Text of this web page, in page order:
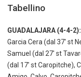
Tabellino
GUADALAJARA (4-4-2):
Garcia Cera (dal 37′ st
Samuel (dal 27′ st
(dal 17′ st Caropitche),